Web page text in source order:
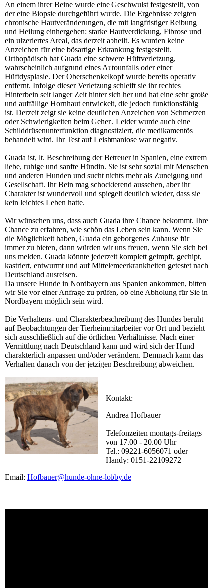
An einem ihrer Beine wurde eine Geschwulst festgestellt, von
der eine Biopsie durchgeführt wurde. Die Ergebnisse zeigten
chronische Hautveränderungen, die mit langfristiger Reibung
und Heilung einhergehen: starke Hautverdickung, Fibrose und
ein ulzeriertes Areal, das derzeit abheilt. Es wurden keine
Anzeichen für eine bösartige Erkrankung festgestellt.
Orthopädisch hat Guada eine schwere Hüftverletzung,
wahrscheinlich aufgrund eines Autounfalls oder einer
Hüftdysplasie. Der Oberschenkelkopf wurde bereits operativ
entfernt. Infolge dieser Verletzung schleift sie ihr rechtes
Hinterbein seit langer Zeit hinter sich her und hat eine sehr große
und auffällige Hornhaut entwickelt, die jedoch funktionsfähig
ist. Derzeit zeigt sie keine deutlichen Anzeichen von Schmerzen
oder Schwierigkeiten beim Gehen. Leider wurde auch eine
Schilddrüsenunterfunktion diagnostiziert, die medikamentös
behandelt wird. Ihr Test auf Leishmaniose war negativ.
Guada ist, lt. Beschreibung der Betreuer in Spanien, eine extrem
liebe, ruhige und sanfte Hündin. Sie ist sehr sozial mit Menschen
und anderen Hunden und sucht nichts mehr als Zuneigung und
Gesellschaft. Ihr Bein mag schockierend aussehen, aber ihr
Charakter ist wundervoll und spiegelt deutlich wieder, dass sie
kein leichtes Leben hatte.
Wir wünschen uns, dass auch Guada ihre Chance bekommt. Ihre
Chance zu erfahren, wie schön das Leben sein kann. Wenn Sie
die Möglichkeit haben, Guada ein geborgenes Zuhause für
immer zu bieten, dann würden wir uns freuen, wenn Sie sich bei
uns melden. Guada könnte jederzeit komplett geimpft, gechipt,
kastriert, entwurmt und auf Mittelemeerkrankheiten getestet nach
Deutschland ausreisen.
Da unsere Hunde in Nordbayern aus Spanien ankommen, bitten
wir Sie vor einer Anfrage zu prüfen, ob eine Abholung für Sie in
Nordbayern möglich sein wird.
Die Verhaltens- und Charakterbeschreibung des Hundes beruht
auf Beobachtungen der Tierheimmitarbeiter vor Ort und bezieht
sich ausschließlich auf die örtlichen Verhältnisse. Nach einer
Vermittlung nach Deutschland kann und wird sich der Hund
charakterlich anpassen und/oder verändern. Demnach kann das
Verhalten danach von der jetzigen Beschreibung abweichen.
Kontakt:
Andrea Hofbauer
Telefonzeiten montags-freitags
von 17.00 - 20.00 Uhr
Tel.: 09221-6056071 oder
Handy: 0151-22109272
Email: Hofbauer@hunde-ohne-lobby.de